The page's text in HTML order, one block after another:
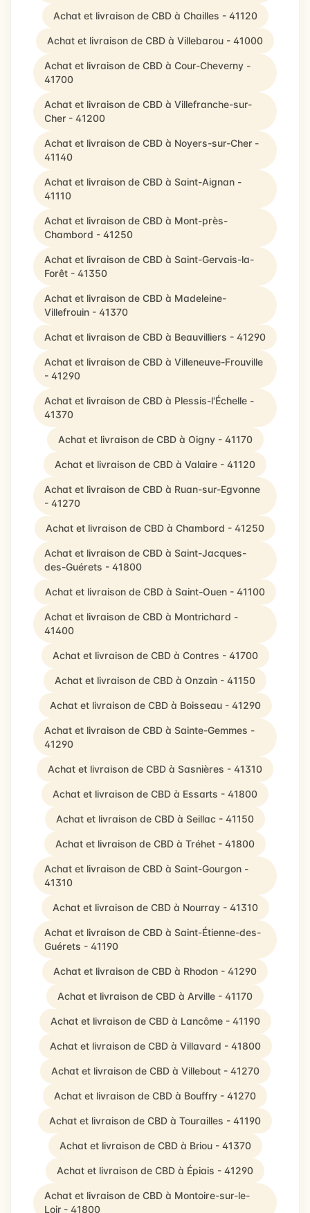
Achat et livraison de CBD à Chailles - 41120
Achat et livraison de CBD à Villebarou - 41000
Achat et livraison de CBD à Cour-Cheverny -
41700
Achat et livraison de CBD à Villefranche-sur-
Cher - 41200
Achat et livraison de CBD à Noyers-sur-Cher -
41140
Achat et livraison de CBD à Saint-Aignan -
41110
Achat et livraison de CBD à Mont-près-
Chambord - 41250
Achat et livraison de CBD à Saint-Gervais-la-
Forêt - 41350
Achat et livraison de CBD à Madeleine-
Villefrouin - 41370
Achat et livraison de CBD à Beauvilliers - 41290
Achat et livraison de CBD à Villeneuve-Frouville
- 41290
Achat et livraison de CBD à Plessis-l'Échelle -
41370
Achat et livraison de CBD à Oigny - 41170
Achat et livraison de CBD à Valaire - 41120
Achat et livraison de CBD à Ruan-sur-Egvonne
- 41270
Achat et livraison de CBD à Chambord - 41250
Achat et livraison de CBD à Saint-Jacques-
des-Guérets - 41800
Achat et livraison de CBD à Saint-Ouen - 41100
Achat et livraison de CBD à Montrichard -
41400
Achat et livraison de CBD à Contres - 41700
Achat et livraison de CBD à Onzain - 41150
Achat et livraison de CBD à Boisseau - 41290
Achat et livraison de CBD à Sainte-Gemmes -
41290
Achat et livraison de CBD à Sasnières - 41310
Achat et livraison de CBD à Essarts - 41800
Achat et livraison de CBD à Seillac - 41150
Achat et livraison de CBD à Tréhet - 41800
Achat et livraison de CBD à Saint-Gourgon -
41310
Achat et livraison de CBD à Nourray - 41310
Achat et livraison de CBD à Saint-Étienne-des-
Guérets - 41190
Achat et livraison de CBD à Rhodon - 41290
Achat et livraison de CBD à Arville - 41170
Achat et livraison de CBD à Lancôme - 41190
Achat et livraison de CBD à Villavard - 41800
Achat et livraison de CBD à Villebout - 41270
Achat et livraison de CBD à Bouffry - 41270
Achat et livraison de CBD à Tourailles - 41190
Achat et livraison de CBD à Briou - 41370
Achat et livraison de CBD à Épiais - 41290
Achat et livraison de CBD à Montoire-sur-le-
Loir - 41800